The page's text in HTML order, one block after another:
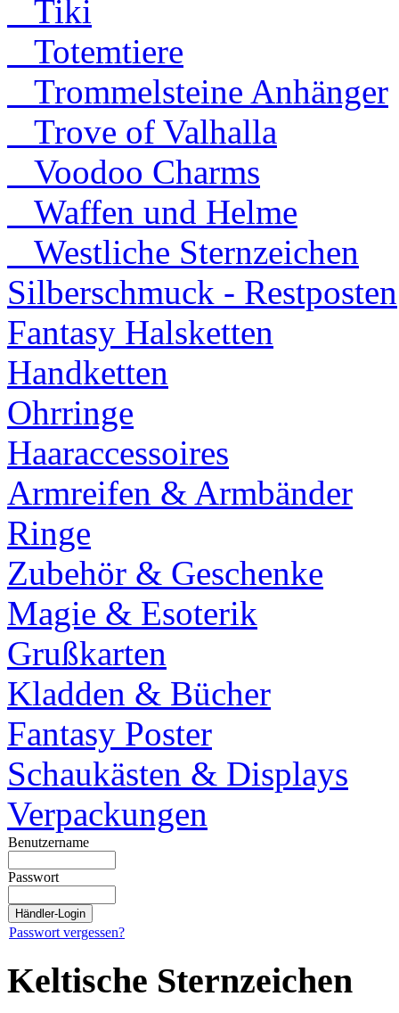
Tiki
Totemtiere
Trommelsteine Anhänger
Trove of Valhalla
Voodoo Charms
Waffen und Helme
Westliche Sternzeichen
Silberschmuck - Restposten
Fantasy Halsketten
Handketten
Ohrringe
Haaraccessoires
Armreifen & Armbänder
Ringe
Zubehör & Geschenke
Magie & Esoterik
Grußkarten
Kladden & Bücher
Fantasy Poster
Schaukästen & Displays
Verpackungen
Benutzername
Passwort
Passwort vergessen?
Keltische Sternzeichen